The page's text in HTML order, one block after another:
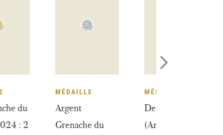
du
2024 : 2
Argent
Grenache du
MÉDAILLE